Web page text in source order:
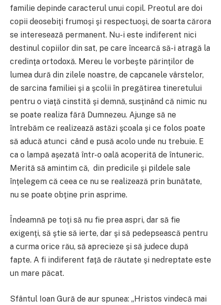
familie depinde caracterul unui copil. Preotul are doi
copii deosebiţi frumoşi şi respectuoşi, de soarta cărora
se interesează permanent. Nu-i este indiferent nici
destinul copiilor din sat, pe care încearcă să-i atragă la
credinţa ortodoxă. Mereu le vorbeşte părinţilor de
lumea dură din zilele noastre, de capcanele vârstelor,
de sarcina familiei şi a şcolii în pregătirea tineretului
pentru o viaţă cinstită şi demnă, susţinând că nimic nu
se poate realiza fără Dumnezeu. Ajunge să ne
întrebăm ce realizează astăzi şcoala şi ce folos poate
să aducă atunci când e pusă acolo unde nu trebuie. E
ca o lampă aşezată într-o oală acoperită de întuneric.
Merită să amintim că, din predicile şi pildele sale
înţelegem că ceea ce nu se realizează prin bunătate,
nu se poate obţine prin asprime.
Îndeamnă pe toţi să nu fie prea aspri, dar să fie
exigenţi, să ştie să ierte, dar şi să pedepsească pentru
a curma orice rău, să aprecieze şi să judece după
fapte. A fi indiferent faţă de răutate şi nedreptate este
un mare păcat.
Sfântul Ioan Gură de aur spunea: „Hristos vindecă mai